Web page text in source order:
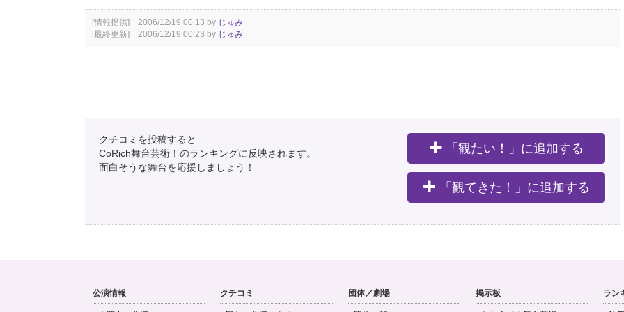
[情報提供] 2006/12/19 00:13 by じゅみ
[最終更新] 2006/12/19 00:23 by じゅみ
クチコミを投稿すると
CoRich舞台芸術！のランキングに反映されます。
面白そうな舞台を応援しましょう！
「観たい！」に追加する
「観てきた！」に追加する
公演情報 クチコミ 団体／劇場 掲示板 ラン